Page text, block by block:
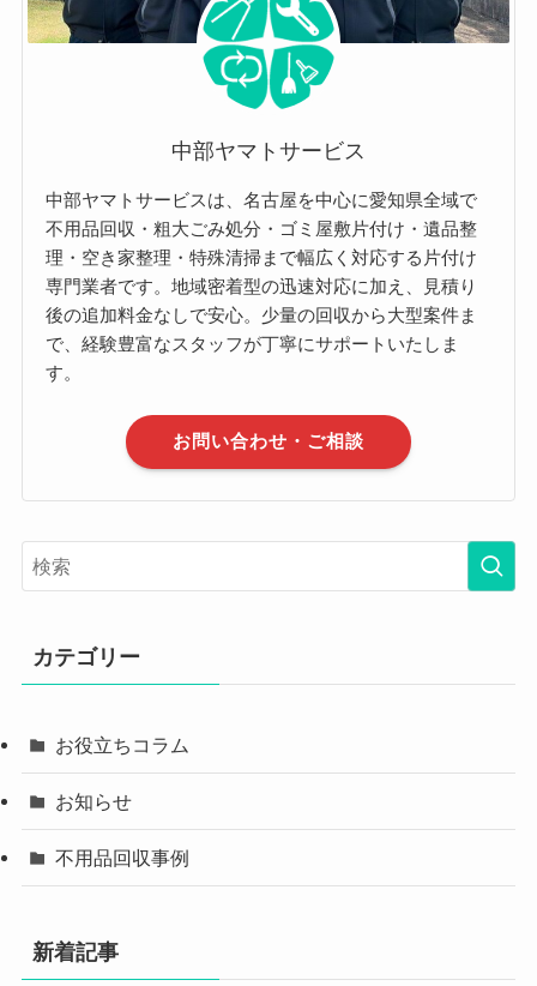
中部ヤマトサービス
中部ヤマトサービスは、名古屋を中心に愛知県全域で
不用品回収・粗大ごみ処分・ゴミ屋敷片付け・遺品整
理・空き家整理・特殊清掃まで幅広く対応する片付け
専門業者です。地域密着型の迅速対応に加え、見積り
後の追加料金なしで安心。少量の回収から大型案件ま
で、経験豊富なスタッフが丁寧にサポートいたしま
す。
お問い合わせ・ご相談
カテゴリー
お役立ちコラム
お知らせ
不用品回収事例
新着記事